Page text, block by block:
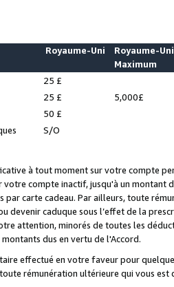
Royaume-Uni
Royaume-Uni
Maximum
25 £
25 £
5,000£
50 £
S/O
à tout moment sur votre compte
votre compte inactif, jusqu'à un montant
par carte cadeau. Par ailleurs, toute
devenir caduque sous l’effet de la
attention, minorés de toutes les
dus en vertu de l'Accord.
effectué en votre faveur pour
rémunération ultérieure qui vous est